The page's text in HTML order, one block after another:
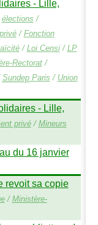
- Lille,
élections /
/ Fonction
/ Loi Censi/ LP
Rectorat/
SundepParis / Union
- Lille,
privé/ Mineurs
du 16 janvier
revoit sa copie
/ Ministère-